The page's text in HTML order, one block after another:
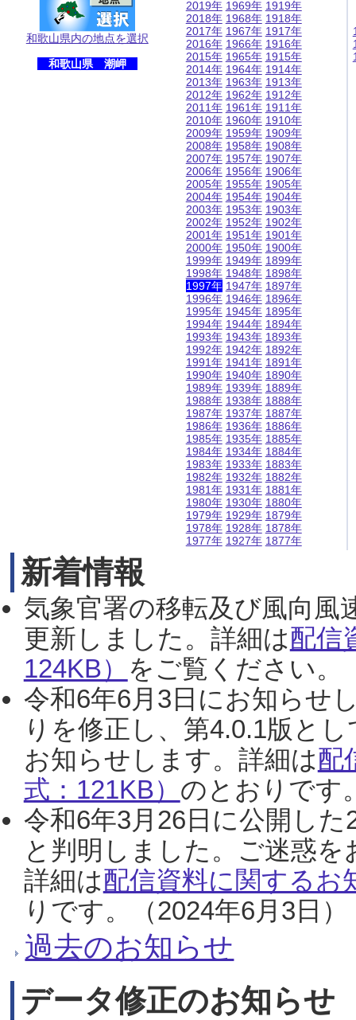
和歌山県内の地点を選択
和歌山県 潮岬
2019年
2018年
2017年
2016年
2015年
2014年
2013年
2012年
2011年
2010年
2009年
2008年
2007年
2006年
2005年
2004年
2003年
2002年
2001年
2000年
1999年
1998年
1997年
1996年
1995年
1994年
1993年
1992年
1991年
1990年
1989年
1988年
1987年
1986年
1985年
1984年
1983年
1982年
1981年
1980年
1979年
1978年
1977年
1969年
1968年
1967年
1966年
1965年
1964年
1963年
1962年
1961年
1960年
1959年
1958年
1957年
1956年
1955年
1954年
1953年
1952年
1951年
1950年
1949年
1948年
1947年
1946年
1945年
1944年
1943年
1942年
1941年
1940年
1939年
1938年
1937年
1936年
1935年
1934年
1933年
1932年
1931年
1930年
1929年
1928年
1927年
1919年
1918年
1917年
1916年
1915年
1914年
1913年
1912年
1911年
1910年
1909年
1908年
1907年
1906年
1905年
1904年
1903年
1902年
1901年
1900年
1899年
1898年
1897年
1896年
1895年
1894年
1893年
1892年
1891年
1890年
1889年
1888年
1887年
1886年
1885年
1884年
1883年
1882年
1881年
1880年
1879年
1878年
1877年
新着情報
気象官署の移転及び風向風
更新しました。詳細は配信
124KB） をご覧ください。
令和6年6月3日にお知らせ
りを修正し、第4.0.1版と
お知らせします。詳細は配
式：121KB） のとおりです
令和6年3月26日に公開し
と判明しました。ご迷惑
詳細は配信資料に関するお
りです。（2024年6月3日）
過去のお知らせ
データ修正のお知らせ